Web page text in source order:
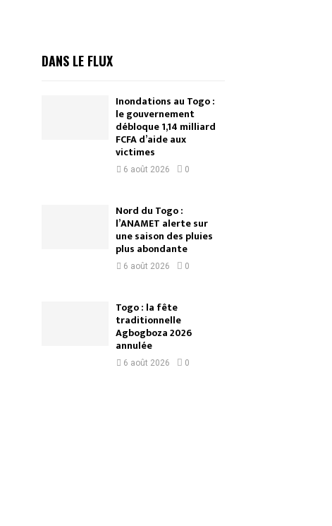
DANS LE FLUX
Inondations au Togo :
le gouvernement
débloque 1,14 milliard
FCFA d’aide aux
victimes
6 août 2026 0
Nord du Togo :
l’ANAMET alerte sur
une saison des pluies
plus abondante
6 août 2026 0
Togo : la fête
traditionnelle
Agbogboza 2026
annulée
6 août 2026 0